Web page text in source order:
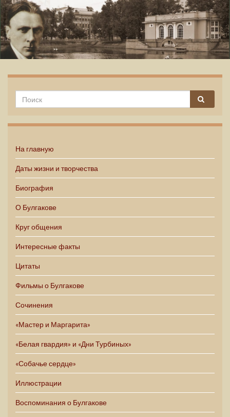
На главную
Даты жизни и творчества
Биография
О Булгакове
Круг общения
Интересные факты
Цитаты
Фильмы о Булгакове
Сочинения
«Мастер и Маргарита»
«Белая гвардия» и «Дни Турбиных»
«Собачье сердце»
Иллюстрации
Воспоминания о Булгакове